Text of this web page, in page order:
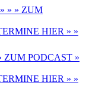
» » ZUM
HIER » »
ZUM PODCAST »
HIER » »